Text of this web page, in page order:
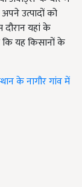
उत्पादों को
यहां के
यह किसानों के
के नागौर गांव में